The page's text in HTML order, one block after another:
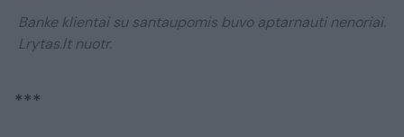
Banke klientai su santaupomis buvo aptarnauti nenoriai.
Lrytas.lt nuotr.
***